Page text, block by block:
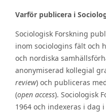
Varför publicera i
Sociologisk Forskning
inom sociologins fält och
och nordiska
anonymiserad kollegial
review) och publiceras
(open access). Sociologisk
1964 och indexeras i dag